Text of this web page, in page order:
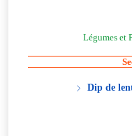
Légumes et
Dip de